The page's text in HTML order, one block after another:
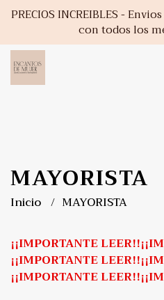
PRECIOS INCREIBLES -
con todos los
MAYORISTA
Inicio MAYORISTA
¡¡IMPORTANTE
¡¡IMPORTANTE
¡¡IMPORTANTE